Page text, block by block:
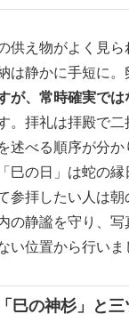
供え物がよく見
は静かに手短に。
が、常時確実では
。拝礼は拝殿で
述べる順序が分か
巳の日」は蛇の縁
参拝したい人は朝
の静謐を守り、
い位置から行いま
巳の神杉」と